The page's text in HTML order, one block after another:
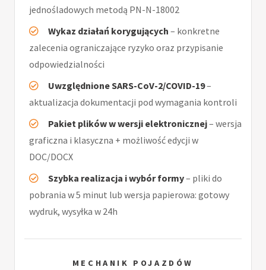
jednośladowych metodą PN-N-18002
Wykaz działań korygujących – konkretne
zalecenia ograniczające ryzyko oraz przypisanie
odpowiedzialności
Uwzględnione SARS-CoV-2/COVID-19–
aktualizacja dokumentacji pod wymagania kontroli
Pakiet plików w wersji elektronicznej– wersja
graficzna i klasyczna + możliwość edycji w
DOC/DOCX
Szybka realizacja i wybór formy– pliki do
pobrania w 5 minut lub wersja papierowa: gotowy
wydruk, wysyłka w 24h
MECHANIK POJAZDÓW